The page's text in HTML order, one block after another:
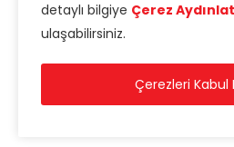
detaylı bilgiye Çerez
ulaşabilirsiniz.
Çerezleri Kabul